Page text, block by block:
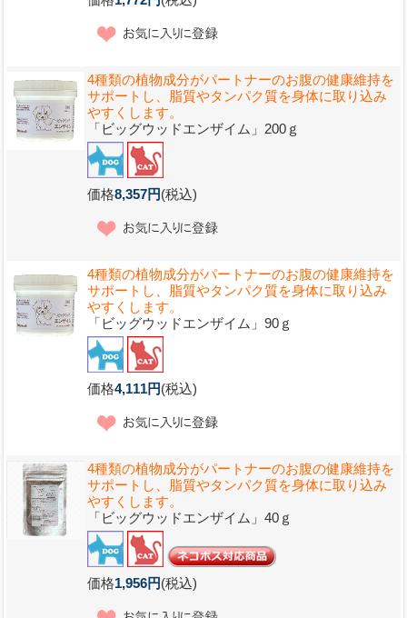
4種類の植物成分がパートナーのお腹の健康維持を
サポートし、脂質やタンパク質を身体に取り込み
やすくします。
「ビッグウッドエンザイム」200ｇ
価格8,357円(税込)
4種類の植物成分がパートナーのお腹の健康維持を
サポートし、脂質やタンパク質を身体に取り込み
やすくします。
「ビッグウッドエンザイム」90ｇ
価格4,111円(税込)
4種類の植物成分がパートナーのお腹の健康維持を
サポートし、脂質やタンパク質を身体に取り込み
やすくします。
「ビッグウッドエンザイム」40ｇ
価格1,956円(税込)